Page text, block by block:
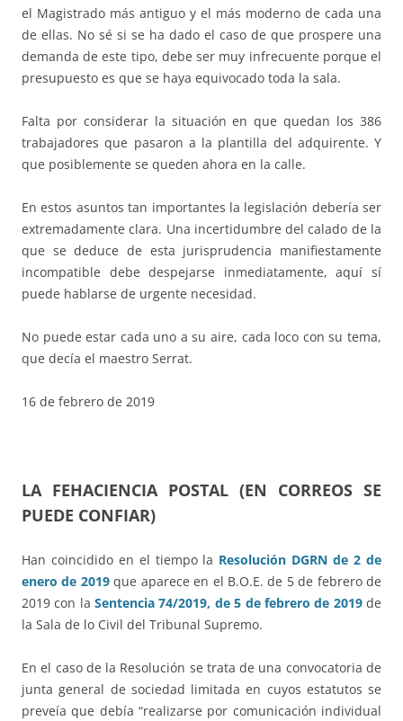
el Magistrado más antiguo y el más moderno de cada una
de ellas. No sé si se ha dado el caso de que prospere una
demanda de este tipo, debe ser muy infrecuente porque el
presupuesto es que se haya equivocado toda la sala.
Falta por considerar la situación en que quedan los 386
trabajadores que pasaron a la plantilla del adquirente. Y
que posiblemente se queden ahora en la calle.
En estos asuntos tan importantes la legislación debería ser
extremadamente clara. Una incertidumbre del calado de la
que se deduce de esta jurisprudencia manifiestamente
incompatible debe despejarse inmediatamente, aquí sí
puede hablarse de urgente necesidad.
No puede estar cada uno a su aire, cada loco con su tema,
que decía el maestro Serrat.
16 de febrero de 2019
LA FEHACIENCIA POSTAL (EN CORREOS SE
PUEDE CONFIAR)
Han coincidido en el tiempo la Resolución DGRN de 2 de
enero de 2019que aparece en el B.O.E. de 5 de febrero de
2019 con laSentencia 74/2019, de 5 de febrero de 2019de
la Sala de lo Civil del Tribunal Supremo.
En el caso de la Resolución se trata de una convocatoria de
junta general de sociedad limitada en cuyos estatutos se
preveía que debía “realizarse por comunicación individual